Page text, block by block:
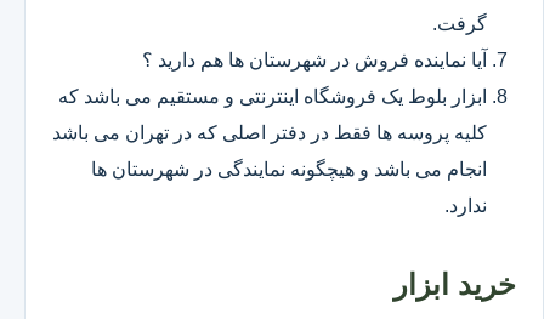
گرفت.
آیا نماینده فروش در شهرستان ها هم دارید ؟
ابزار بلوط یک فروشگاه اینترنتی و مستقیم می باشد که
کلیه پروسه ها فقط در دفتر اصلی که در تهران می باشد
انجام می باشد و هیچگونه نمایندگی در شهرستان ها
ندارد.
خرید ابزار